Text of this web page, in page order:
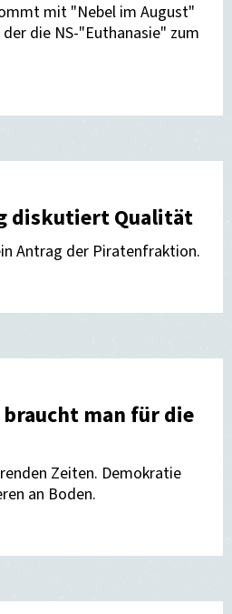
mit "Nebel im August"
die NS-"Euthanasie" zum
diskutiert Qualität
Antrag der Piratenfraktion.
braucht man für die
Zeiten. Demokratie
an Boden.